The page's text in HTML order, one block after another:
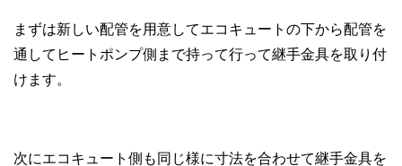
まずは新しい配管を用意してエコキュートの下から配管を
通してヒートポンプ側まで持って行って継手金具を取り付
けます。
次にエコキュート側も同じ様に寸法を合わせて継手金具を